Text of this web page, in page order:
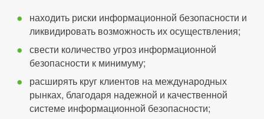
находить риски информационной безопасности и
ликвидировать возможность их осуществления;
свести количество угроз информационной
безопасности к минимуму;
расширять круг клиентов на международных
рынках, благодаря надежной и качественной
системе информационной безопасности;